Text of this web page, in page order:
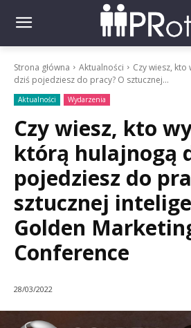
Strona główna Aktualności
Czy wiesz,
dziś pojedziesz do pracy? O sztucznej...
Aktualności Wydarzenia
Czy wiesz, kto
którą hulajnogą
pojedziesz do
sztucznej
Golden
Conference
28/03/2022